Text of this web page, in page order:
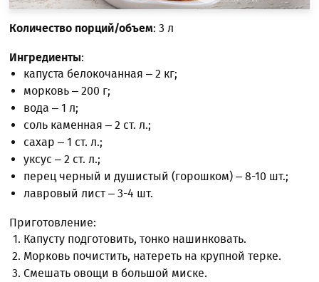
Количество порций/объем: 3 л
Ингредиенты:
капуста белокочанная – 2 кг;
морковь – 200 г;
вода – 1 л;
соль каменная – 2 ст. л.;
сахар – 1 ст. л.;
уксус – 2 ст. л.;
перец черный и душистый (горошком) – 8-10 шт.;
лавровый лист – 3-4 шт.
Приготовление:
Капусту подготовить, тонко нашинковать.
Морковь почистить, натереть на крупной терке.
Смешать овощи в большой миске.